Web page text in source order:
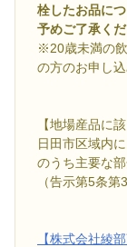
栓したお品につ
予めご了承くだ
※20歳未満の
の方のお申し
【地場産品に
日田市区域内
のうち主要な
（告示第5条第
【株式会社綾